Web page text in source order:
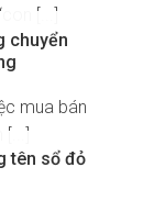
[...]
chuyển
mua bán
[...]
tên sổ đỏ